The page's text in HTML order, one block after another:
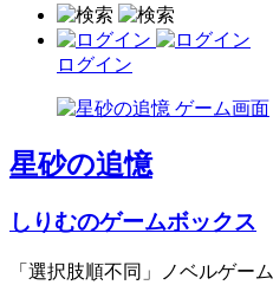
ログイン
星砂の追憶
しりむのゲームボックス
「選択肢順不同」ノベルゲーム